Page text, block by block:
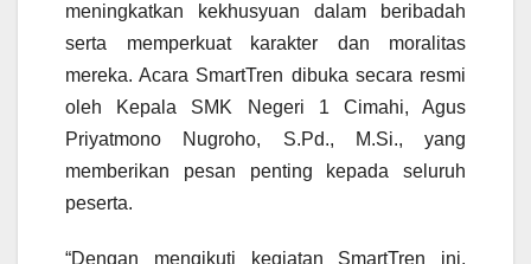
meningkatkan kekhusyuan dalam beribadah
serta memperkuat karakter dan moralitas
mereka. Acara SmartTren dibuka secara resmi
oleh Kepala SMK Negeri 1 Cimahi, Agus
Priyatmono Nugroho, S.Pd., M.Si., yang
memberikan pesan penting kepada seluruh
peserta.
“Dengan mengikuti kegiatan SmartTren ini,